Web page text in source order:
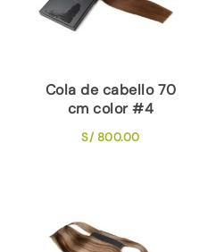
Cola de cabello 70
cm color #4
S/800.00